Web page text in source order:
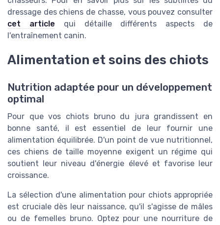
dressage des chiens de chasse, vous pouvez consulter
cet article qui détaille différents aspects de
l'entraînement canin.
Alimentation et soins des chiots
Nutrition adaptée pour un développement
optimal
Pour que vos chiots bruno du jura grandissent en
bonne santé, il est essentiel de leur fournir une
alimentation équilibrée. D'un point de vue nutritionnel,
ces chiens de taille moyenne exigent un régime qui
soutient leur niveau d'énergie élevé et favorise leur
croissance.
La sélection d'une alimentation pour chiots appropriée
est cruciale dès leur naissance, qu'il s'agisse de mâles
ou de femelles bruno. Optez pour une nourriture de